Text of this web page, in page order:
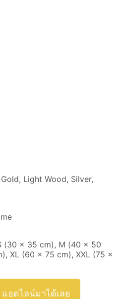
Light Wood, Silver,
(30 x 35 cm), M (40 x 50
XL (60 x 75 cm), XXL (75 x
อดไลน์มาได้เลย